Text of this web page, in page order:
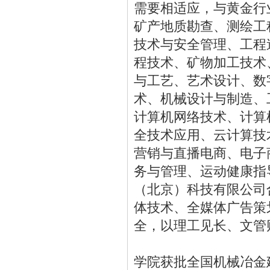
需要相适应，与黄金
矿产地质勘查、测绘
技术与安全管理、工
程技术、矿物加工技
与工艺、艺术设计、
术、机械设计与制造
计算机网络技术、计
全技术应用、云计算
营销与直播电商、电
务与管理、运动健康
（北京）科技有限公
体技术、全媒体广告
全，以理工见长、文
学院获批全国机械冶